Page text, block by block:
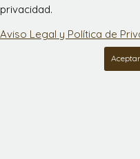
privacidad.
Aviso Legal y Política de
Aceptar